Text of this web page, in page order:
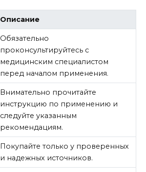
Описание
Обязательно
проконсультируйтесь с
медицинским специалистом
перед началом применения.
Внимательно прочитайте
инструкцию по применению и
следуйте указанным
рекомендациям.
Покупайте только у проверенных
и надежных источников.